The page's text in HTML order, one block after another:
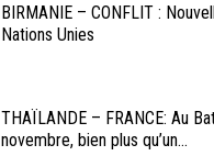
BIRMANIE – CONFLIT :
Nations Unies
THAÏLANDE – FRANCE: Au
novembre, bien plus qu’un...